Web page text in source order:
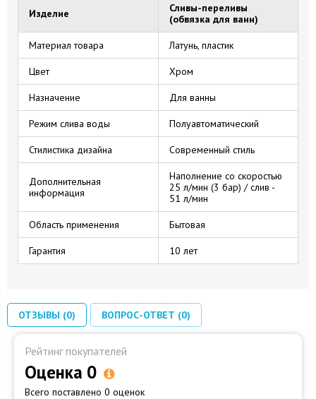
Изделие
Сливы-переливы
(обвязка для ванн)
Материал товара Латунь, пластик
Цвет Хром
Назначение Для ванны
Режим слива воды Полуавтоматический
Стилистика дизайна Современный стиль
Дополнительная
информация
Наполнение со скоростью
25 л/мин (3 бар) / слив -
51 л/мин
Область применения Бытовая
Гарантия 10 лет
ОТЗЫВЫ (0) ВОПРОС-ОТВЕТ (0)
Рейтинг покупателей
Оценка 0
Всего поставлено 0 оценок